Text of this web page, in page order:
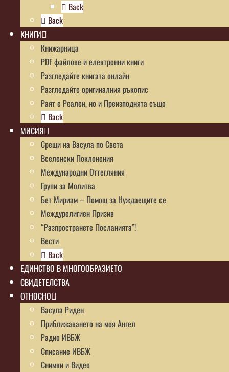
Back
Back
КНИГИ
Книжарница
PDF файлове и електронни книги
Разгледайте книгата онлайн
Разгледайте оригиналния ръкопис
Раят е Реален, но и Преизподнята също
Back
МИСИЯ
Срещи на Васула по Света
Вселенски Поклонения
Международни Оттегляния
Групи за Молитва
Бет Мириам – Помощ за Нуждаещите се
Междурелигиен Призив
“Разпространете Посланията”!
Вести
Back
ЕДИНСТВО В МНОГООБРАЗИЕТО
СВИДЕТЕЛСТВА
ОТНОСНО
Васула Риден
Приближаването на моя Ангел
Радио ИВБЖ
Списание ИВБЖ
Снимки и Видео